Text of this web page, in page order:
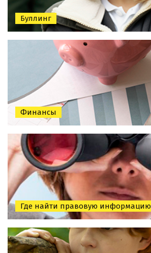
Буллинг
Финансы
Где найти правовую информацию